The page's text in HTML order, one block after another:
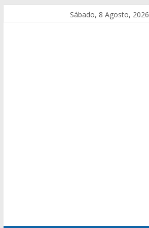
Sábado, 8 Agosto, 2026